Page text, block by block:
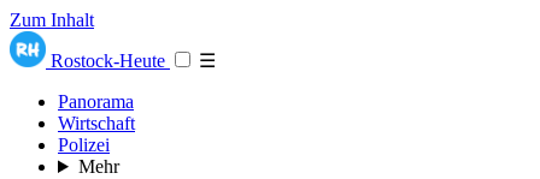
Zum Inhalt
Rostock-Heute
☰
Panorama
Wirtschaft
Polizei
Mehr